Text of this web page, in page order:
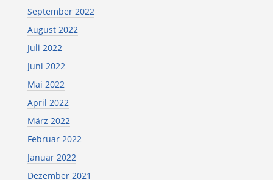
September 2022
August 2022
Juli 2022
Juni 2022
Mai 2022
April 2022
März 2022
Februar 2022
Januar 2022
Dezember 2021